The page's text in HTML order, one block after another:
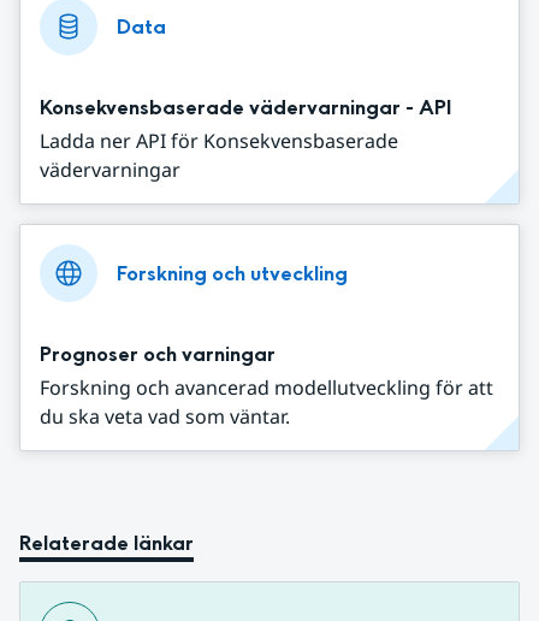
Data
Konsekvensbaserade vädervarningar - API
Ladda ner API för Konsekvensbaserade
vädervarningar
Forskning och utveckling
Prognoser och varningar
Forskning och avancerad modellutveckling för att
du ska veta vad som väntar.
Relaterade länkar